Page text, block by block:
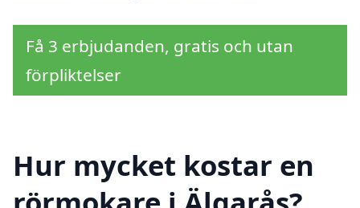
Få 3 erbjudanden, gratis och utan
förpliktelser
Hur mycket kostar en